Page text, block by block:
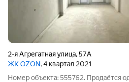
2-я Агрегатная улица,57А
ЖК OZON, 4 квартал 2021
Номер объекта: 555762. Продаётся